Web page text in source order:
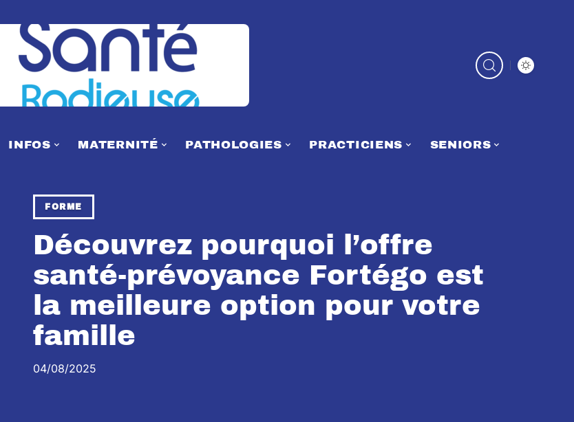
INFOS MATERNITÉ PATHOLOGIES PRACTICIENS SENIORS
FORME
Découvrez pourquoi l’offre
santé-prévoyance Fortégo est
la meilleure option pour votre
famille
04/08/2025